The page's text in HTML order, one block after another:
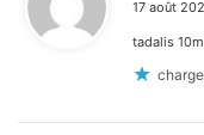
17 août
tadalis